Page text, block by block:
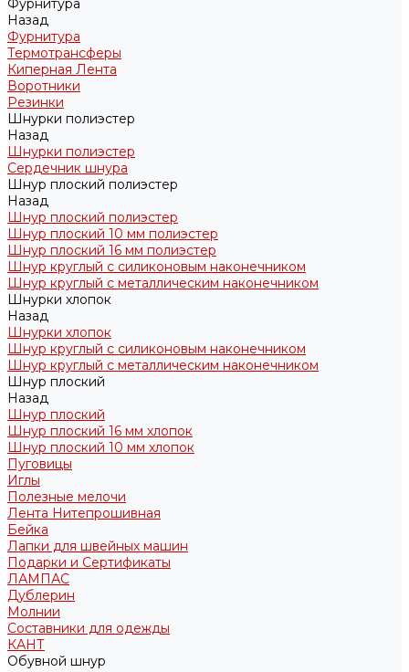
Фурнитура
Назад
Фурнитура
Термотрансферы
Киперная Лента
Воротники
Резинки
Шнурки полиэстер
Назад
Шнурки полиэстер
Сердечник шнура
Шнур плоский полиэстер
Назад
Шнур плоский полиэстер
Шнур плоский 10 мм полиэстер
Шнур плоский 16 мм полиэстер
Шнур круглый с силиконовым наконечником
Шнур круглый с металлическим наконечником
Шнурки хлопок
Назад
Шнурки хлопок
Шнур круглый с силиконовым наконечником
Шнур круглый с металлическим наконечником
Шнур плоский
Назад
Шнур плоский
Шнур плоский 16 мм хлопок
Шнур плоский 10 мм хлопок
Пуговицы
Иглы
Полезные мелочи
Лента Нитепрошивная
Бейка
Лапки для швейных машин
Подарки и Сертификаты
ЛАМПАС
Дублерин
Молнии
Составники для одежды
КАНТ
Обувной шнур